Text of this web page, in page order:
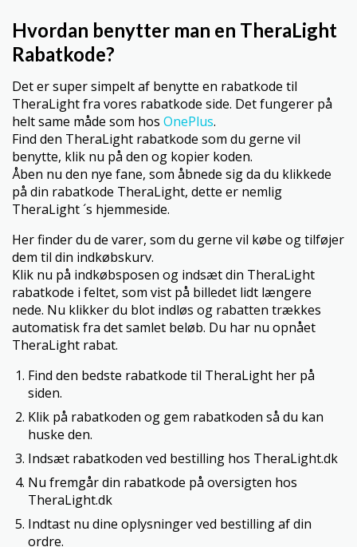
Hvordan benytter man en TheraLight
Rabatkode?
Det er super simpelt af benytte en rabatkode til
TheraLight fra vores rabatkode side. Det fungerer på
helt same måde som hos OnePlus.
Find den TheraLight rabatkode som du gerne vil
benytte, klik nu på den og kopier koden.
Åben nu den nye fane, som åbnede sig da du klikkede
på din rabatkode TheraLight, dette er nemlig
TheraLight ´s hjemmeside.
Her finder du de varer, som du gerne vil købe og tilføjer
dem til din indkøbskurv.
Klik nu på indkøbsposen og indsæt din TheraLight
rabatkode i feltet, som vist på billedet lidt længere
nede. Nu klikker du blot indløs og rabatten trækkes
automatisk fra det samlet beløb. Du har nu opnået
TheraLight rabat.
Find den bedste rabatkode til TheraLight her på
siden.
Klik på rabatkoden og gem rabatkoden så du kan
huske den.
Indsæt rabatkoden ved bestilling hos TheraLight.dk
Nu fremgår din rabatkode på oversigten hos
TheraLight.dk
Indtast nu dine oplysninger ved bestilling af din
ordre.